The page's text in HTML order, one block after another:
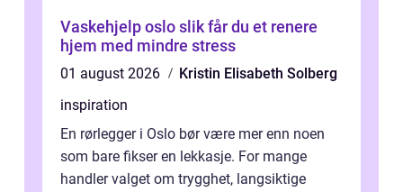
Vaskehjelp oslo slik får du et renere
hjem med mindre stress
01 august 2026
Kristin Elisabeth Solberg
inspiration
En rørlegger i Oslo bør være mer enn noen
som bare fikser en lekkasje. For mange
handler valget om trygghet, langsiktige